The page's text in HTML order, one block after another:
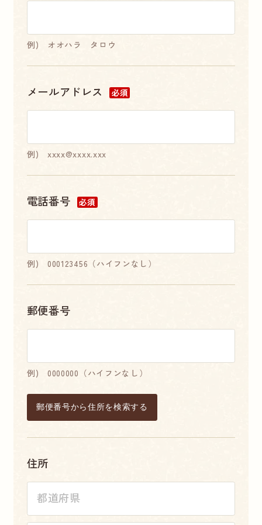
例) オオハラ タロウ
メールアドレス 必須
例) xxxx@xxxx.xxx
電話番号 必須
例) 000123456（ハイフンなし）
郵便番号
例) 0000000（ハイフンなし）
郵便番号から住所を検索する
住所